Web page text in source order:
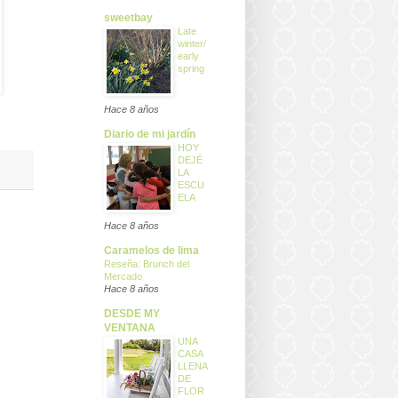
sweetbay
Late
winter/
early
spring
Hace 8 años
Diario de mi jardín
HOY
DEJÉ
LA
ESCU
ELA
Hace 8 años
Caramelos de lima
Reseña: Brunch del
Mercado
Hace 8 años
DESDE MY
VENTANA
UNA
CASA
LLENA
DE
FLOR